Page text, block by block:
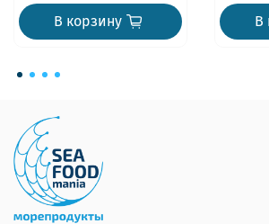
В корзину В